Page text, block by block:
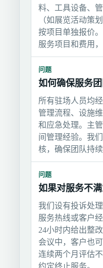
料、工具设备、
（如展览活动策
按项目单独报价
服务项目和费用
问题
如何确保服务团
所有驻场人员均
管理流程、设施
和应急处理。主
间管理经验。我
核，确保团队持续
问题
如果对服务不满
我们设有投诉处
服务热线或客户
24小时内给出整
会议中，客户也
连续两个月评估
约定终止服务。